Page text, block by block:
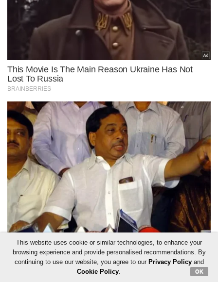
This website uses cookie or similar technologies, to enhance your
browsing experience and provide personalised recommendations. By
continuing to use our website, you agree to our Privacy Policyand
Cookie Policy. OK